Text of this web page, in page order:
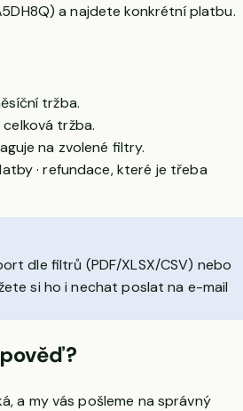
a najdete konkrétní platbu.
tržba.
tržba.
na zvolené filtry.
· refundace, které je třeba
dle filtrů (PDF/XLSX/CSV) nebo
si ho i nechat poslat na e-mail
a my vás pošleme na správný